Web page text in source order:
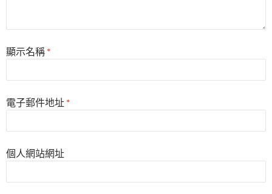
顯示名稱 *
電子郵件地址 *
個人網站網址